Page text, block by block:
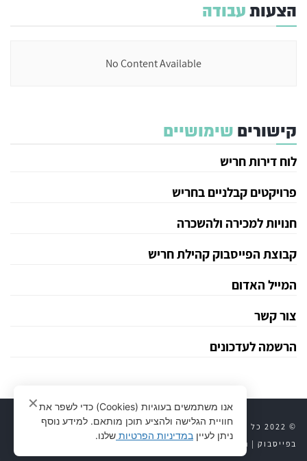
הצעותעבודה
No Content Available
קישורים שימושיים
לוח דירות חריש
פרויקטים קבלניים בחריש
חנויות למכירה ולהשכרה
קבוצת הפייסבוק קהילת חריש
המייל האדום
צור קשר
הרשמה לעדכונים
© 2022 כל הזכויות שמורות לחריש 24 | יצירת קשר|
חריש 24
בפייסבוק | נדל״ן לוח דירות|פרויקטים קבלניים
אנו משתמשים בעוגיות (Cookies) כדי לשפר את
חוויית הגלישה ולהציע תוכן מותאם. למידע נוסף
ניתן לעיין במדיניות הפרטיות שלנו.
✕